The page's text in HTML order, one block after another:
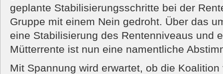
geplante Stabilisierungsschritte bei der
Gruppe mit einem Nein gedroht. Über das
eine Stabilisierung des Rentenniveaus und
Mütterrente ist nun eine namentliche
Mit Spannung wird erwartet, ob die